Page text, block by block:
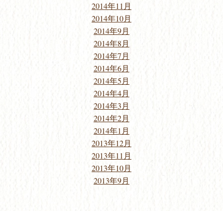
2014年11月
2014年10月
2014年9月
2014年8月
2014年7月
2014年6月
2014年5月
2014年4月
2014年3月
2014年2月
2014年1月
2013年12月
2013年11月
2013年10月
2013年9月